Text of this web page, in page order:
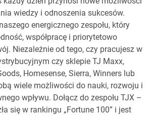
wiedzy i odnoszenia sukcesów.
energicznego zespołu, który
współpracę i priorytetowo
Niezależnie od tego, czy pracujesz w
czy sklepie TJ Maxx,
Homesense, Sierra, Winners lub
wiele możliwości do nauki, rozwoju i
wpływu. Dołącz do zespołu TJX –
się w rankingu „Fortune 100” i jest